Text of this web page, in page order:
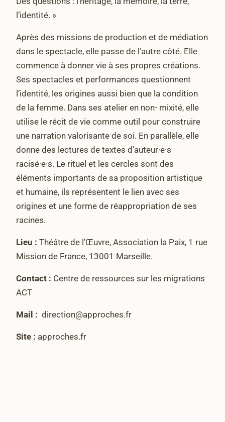
l’identité. »
Après des missions de production et de médiation
dans le spectacle, elle passe de l’autre côté. Elle
commence à donner vie à ses propres créations.
Ses spectacles et performances questionnent
l’identité, les origines aussi bien que la condition
de la femme. Dans ses atelier en non- mixité, elle
utilise le récit de vie comme outil pour construire
une narration valorisante de soi. En parallèle, elle
donne des lectures de textes d’auteur·e·s
racisé·e·s. Le rituel et les cercles sont des
éléments importants de sa proposition artistique
et humaine, ils représentent le lien avec ses
origines et une forme de réappropriation de ses
racines.
Lieu : Théâtre de l’Œuvre, Association la Paix, 1 rue
Mission de France, 13001 Marseille.
Contact : Centre de ressources sur les migrations
ACT
Mail : direction@approches.fr
Site : approches.fr